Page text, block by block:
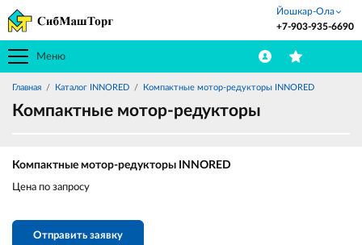
Меню
Йошкар-Ола
+7-903-935-6690
Главная Каталог INNORED Компактные мотор-редукторы INNORED
Компактные мотор-редукторы
Компактные мотор-редукторы INNORED
Цена по запросу
Отправить заявку